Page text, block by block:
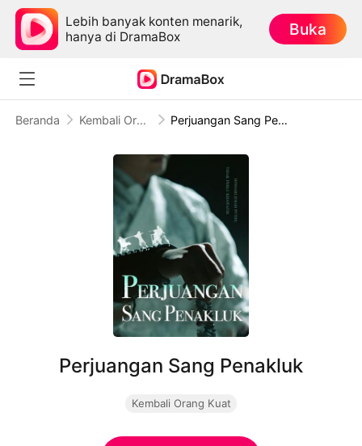
Lebih banyak konten menarik,
hanya di DramaBox
Buka
Beranda Kembali Orang Kuat Perjuangan Sang Penakluk
Perjuangan Sang Penakluk
Kembali Orang Kuat